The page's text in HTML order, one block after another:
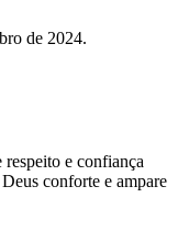
de 2024.
e confiança
conforte e ampare